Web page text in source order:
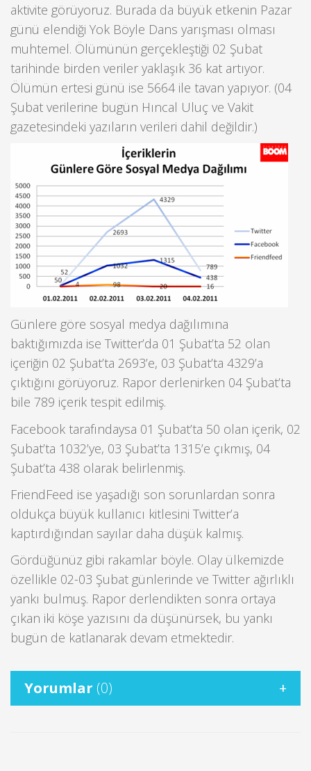
aktivite görüyoruz. Burada da büyük etkenin Pazar
günü elendiği Yok Böyle Dans yarışması olması
muhtemel. Ölümünün gerçekleştiği 02 Şubat
tarihinde birden veriler yaklaşık 36 kat artıyor.
Ölümün ertesi günü ise 5664 ile tavan yapıyor. (04
Şubat verilerine bugün Hıncal Uluç ve Vakit
gazetesindeki yazıların verileri dahil değildir.)
Günlere göre sosyal medya dağılımına
baktığımızda ise Twitter’da 01 Şubat’ta 52 olan
içeriğin 02 Şubat’ta 2693’e, 03 Şubat’ta 4329’a
çıktığını görüyoruz. Rapor derlenirken 04 Şubat’ta
bile 789 içerik tespit edilmiş.
Facebook tarafındaysa 01 Şubat’ta 50 olan içerik, 02
Şubat’ta 1032’ye, 03 Şubat’ta 1315’e çıkmış, 04
Şubat’ta 438 olarak belirlenmiş.
FriendFeed ise yaşadığı son sorunlardan sonra
oldukça büyük kullanıcı kitlesini Twitter’a
kaptırdığından sayılar daha düşük kalmış.
Gördüğünüz gibi rakamlar böyle. Olay ülkemizde
özellikle 02-03 Şubat günlerinde ve Twitter ağırlıklı
yankı bulmuş. Rapor derlendikten sonra ortaya
çıkan iki köşe yazısını da düşünürsek, bu yankı
bugün de katlanarak devam etmektedir.
Yorumlar (0)